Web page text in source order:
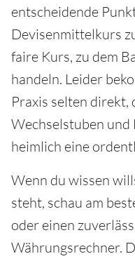
entscheidende
Devisenmittelkurs
faire Kurs, zu dem
handeln. Leider
Praxis selten direkt,
Wechselstuben und
heimlich eine
Wenn du wissen
steht, schau am
oder einen
Währungsrechner.